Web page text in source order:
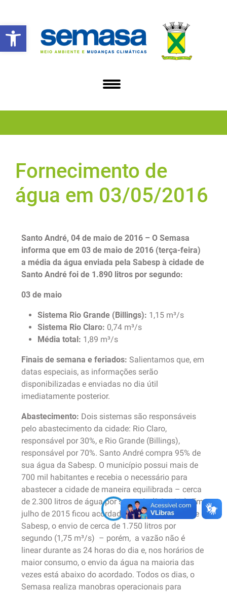
Abrir a barra de ferramentas
Fornecimento de
água em 03/05/2016
Santo André, 04 de maio de 2016 – O Semasa
informa que em 03 de maio de 2016 (terça-feira)
a média da água enviada pela Sabesp à cidade de
Santo André foi de 1.890 litros por segundo:
03 de maio
Sistema Rio Grande (Billings): 1,15 m³/s
Sistema Rio Claro: 0,74 m³/s
Média total: 1,89 m³/s
Finais de semana e feriados: Salientamos que, em
datas especiais, as informações serão
disponibilizadas e enviadas no dia útil
imediatamente posterior.
Abastecimento: Dois sistemas são responsáveis
pelo abastecimento da cidade: Rio Claro,
responsável por 30%, e Rio Grande (Billings),
responsável por 70%. Santo André compra 95% de
sua água da Sabesp. O município possui mais de
700 mil habitantes e recebia o necessário para
abastecer a cidade de maneira equilibrada – cerca
de 2.300 litros de água por segundo (2,3 m³/s). Em
julho de 2015 ficou acordado, entre Santo André e
Sabesp, o envio de cerca de 1.750 litros por
segundo (1,75 m³/s) – porém, a vazão não é
linear durante as 24 horas do dia e, nos horários de
maior consumo, o envio da água na maioria das
vezes está abaixo do acordado. Todos os dias, o
Semasa realiza manobras operacionais para